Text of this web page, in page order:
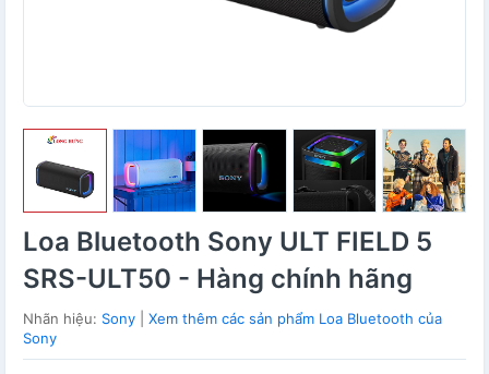
Loa Bluetooth Sony ULT FIELD 5
SRS-ULT50 - Hàng chính hãng
Nhãn hiệu: Sony
Xem thêm các sản phẩm Loa Bluetooth của
Sony